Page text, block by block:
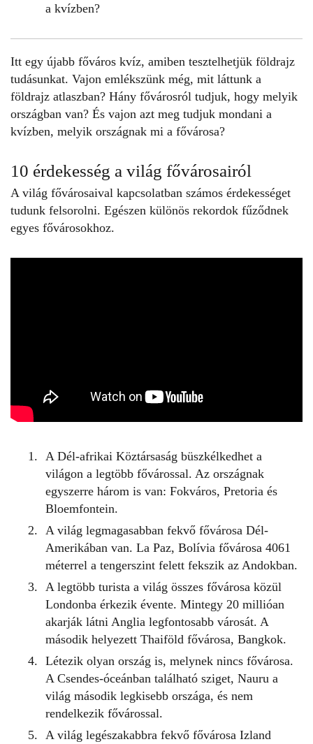
a kvízben?
Itt egy újabb főváros kvíz, amiben tesztelhetjük földrajz
tudásunkat. Vajon emlékszünk még, mit láttunk a
földrajz atlaszban? Hány fővárosról tudjuk, hogy melyik
országban van? És vajon azt meg tudjuk mondani a
kvízben, melyik országnak mi a fővárosa?
10 érdekesség a világ fővárosairól
A világ fővárosaival kapcsolatban számos érdekességet
tudunk felsorolni. Egészen különös rekordok fűződnek
egyes fővárosokhoz.
A Dél-afrikai Köztársaság büszkélkedhet a
világon a legtöbb fővárossal. Az országnak
egyszerre három is van: Fokváros, Pretoria és
Bloemfontein.
A világ legmagasabban fekvő fővárosa Dél-
Amerikában van. La Paz, Bolívia fővárosa 4061
méterrel a tengerszint felett fekszik az Andokban.
A legtöbb turista a világ összes fővárosa közül
Londonba érkezik évente. Mintegy 20 millióan
akarják látni Anglia legfontosabb városát. A
második helyezett Thaiföld fővárosa, Bangkok.
Létezik olyan ország is, melynek nincs fővárosa.
A Csendes-óceánban található sziget, Nauru a
világ második legkisebb országa, és nem
rendelkezik fővárossal.
A világ legészakabbra fekvő fővárosa Izland